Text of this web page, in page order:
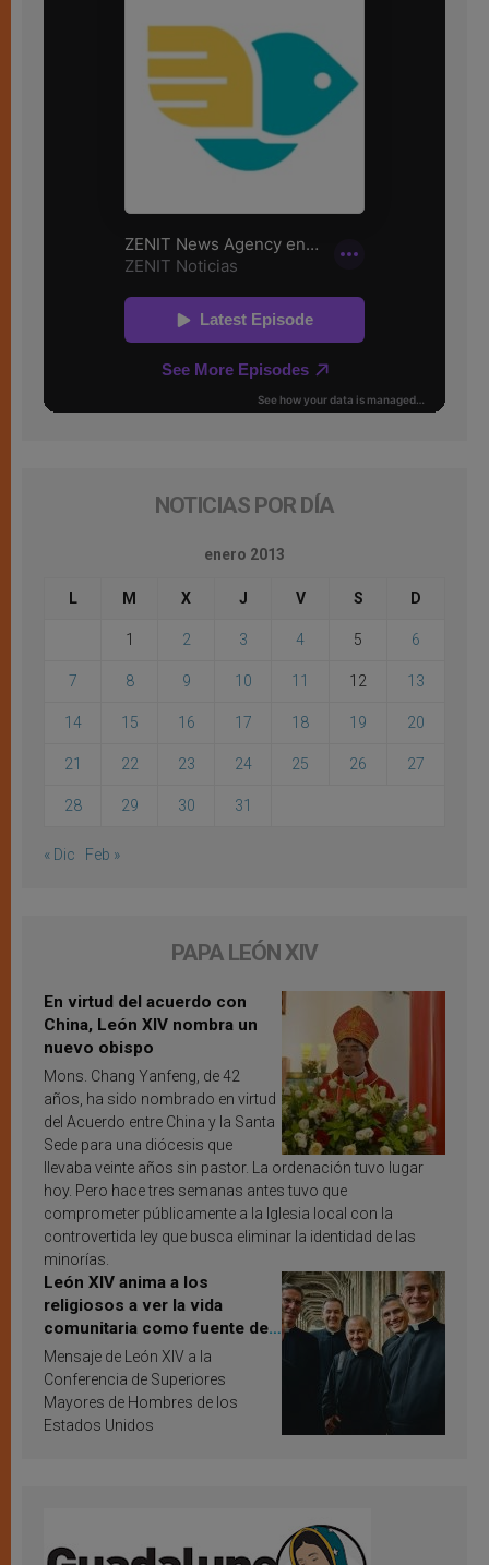
NOTICIAS POR DÍA
enero 2013
L M X J V S D
1 2 3 4 5 6
7 8 9 10 11 12 13
14 15 16 17 18 19 20
21 22 23 24 25 26 27
28 29 30 31
« Dic Feb »
PAPA LEÓN XIV
En virtud del acuerdo con
China, León XIV nombra un
nuevo obispo
Mons. Chang Yanfeng, de 42
años, ha sido nombrado en virtud
del Acuerdo entre China y la Santa
Sede para una diócesis que
llevaba veinte años sin pastor. La ordenación tuvo lugar
hoy. Pero hace tres semanas antes tuvo que
comprometer públicamente a la Iglesia local con la
controvertida ley que busca eliminar la identidad de las
minorías.
León XIV anima a los
religiosos a ver la vida
comunitaria como fuente de
inspiración y santificación
Mensaje de León XIV a la
Conferencia de Superiores
Mayores de Hombres de los
Estados Unidos